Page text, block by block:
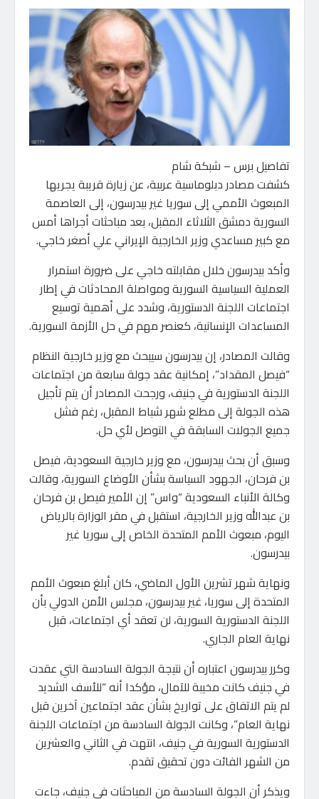
تفاصيل برس – شبكة شام
كشفت مصادر دبلوماسية عربية، عن زيارة قريبة يجريها
المبعوث الأممي إلى سوريا غير بيدرسون، إلى العاصمة
السورية دمشق الثلاثاء المقبل، بعد مباحثات أجراها أمس
مع كبير مساعدي وزير الخارجية الإيراني علي أصغر خاجي.
وأكد بيدرسون خلال مقابلته خاجي على ضرورة استمرار
العملية السياسية السورية ومواصلة المحادثات في إطار
اجتماعات اللجنة الدستورية، وشدد على أهمية توسيع
المساعدات الإنسانية، كعنصر مهم في حل الأزمة السورية.
وقالت المصادر، إن بيدرسون سيبحث مع وزير خارجية النظام
“فيصل المقداد”، إمكانية عقد جولة سابعة من اجتماعات
اللجنة الدستورية في جنيف، ورجحت المصادر أن يتم تأجيل
هذه الجولة إلى مطلع شهر شباط المقبل، رغم فشل
جميع الجولات السابقة في التوصل لأي حل.
وسبق أن بحث بيدرسون، مع وزير خارجية السعودية، فيصل
بن فرحان، الجهود السياسة بشأن الأوضاع السورية، وقالت
وكالة الأنباء السعودية “واس” إن الأمير فيصل بن فرحان
بن عبدالله وزير الخارجية، استقبل في مقر الوزارة بالرياض
اليوم، مبعوث الأمم المتحدة الخاص إلى سوريا غير
بيدرسون.
ونهاية شهر تشرين الأول الماضي، كان أبلغ مبعوث الأمم
المتحدة إلى سوريا، غير بيدرسون، مجلس الأمن الدولي بأن
اللجنة الدستورية السورية، لن تعقد أي اجتماعات، قبل
نهاية العام الجاري.
وكرر بيدرسون اعتباره أن نتيجة الجولة السادسة التي عقدت
في جنيف كانت مخيبة للآمال، مؤكدا أنه “للأسف الشديد
لم يتم الاتفاق على تواريخ بشأن عقد اجتماعين آخرين قبل
نهاية العام”، وكانت الجولة السادسة من اجتماعات اللجنة
الدستورية السورية في جنيف، انتهت في الثاني والعشرين
من الشهر الفائت دون تحقيق تقدم.
ويذكر أن الجولة السادسة من المباحثات في جنيف، جاءت